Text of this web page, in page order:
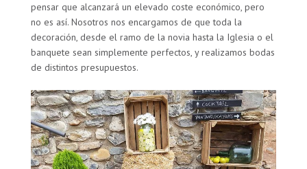
pensar que alcanzará un elevado coste económico, pero
no es así. Nosotros nos encargamos de que toda la
decoración, desde el ramo de la novia hasta la Iglesia o el
banquete sean simplemente perfectos, y realizamos bodas
de distintos presupuestos.